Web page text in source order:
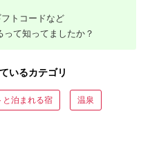
トコードなど
て知ってましたか？
いるカテゴリ
と泊まれる宿 温泉